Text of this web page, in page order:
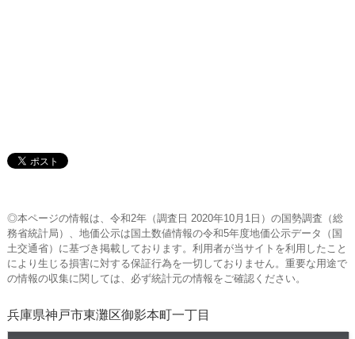
◎本ページの情報は、令和2年（調査日 2020年10月1日）の国勢調査（総
務省統計局）、地価公示は国土数値情報の令和5年度地価公示データ（国
土交通省）に基づき掲載しております。利用者が当サイトを利用したこと
により生じる損害に対する保証行為を一切しておりません。重要な用途で
の情報の収集に関しては、必ず統計元の情報をご確認ください。
兵庫県神戸市東灘区御影本町一丁目